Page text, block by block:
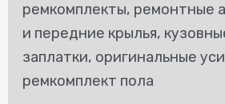
ремкомплекты, ремонтные
и передние крылья,
заплатки, оригинальные
ремкомплект пола